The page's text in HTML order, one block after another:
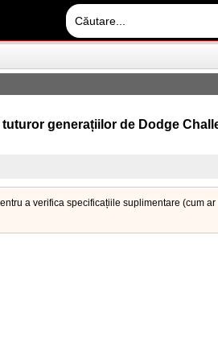
generațiilor de Dodge
a verifica specificațiile suplimentare (cum